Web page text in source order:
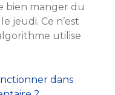
bien manger du
jeudi. Ce n’est
utilise
dans